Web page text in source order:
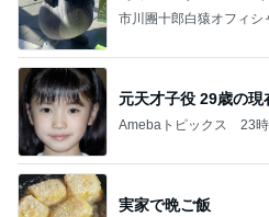
市川團十郎白猿オフィシ
元天才子役 29歳の現
Amebaトピックス 23
実家で晩ご飯